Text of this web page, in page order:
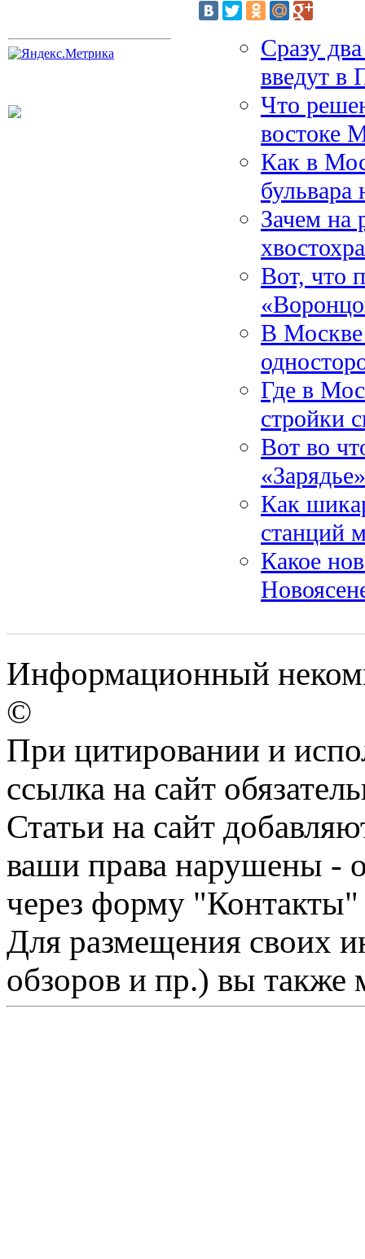
Сразу
введут в
Что
востоке
Как в
бульвара
Зачем на
Вот, что
В Москве
Где в
стройки
Вот во
«Зарядье»
Как
станций
Какое
Информационный
©
При цитировании и
ссылка на сайт
Статьи на сайт
ваши права нарушены -
через форму "Контакты"
Для размещения своих
обзоров и пр.) вы также